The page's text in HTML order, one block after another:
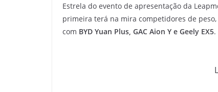
Estrela do evento de apresentação da
primeira terá na mira competidores de peso,
com BYD Yuan Plus, GAC Aion Y e Geely EX5.